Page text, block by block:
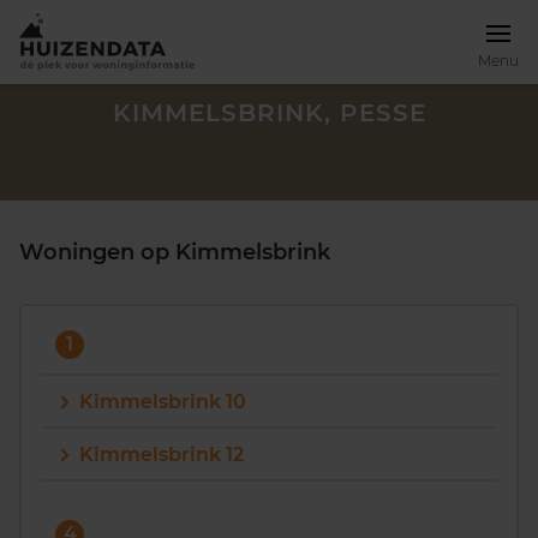
Menu
KIMMELSBRINK, PESSE
Woningen op Kimmelsbrink
1
Kimmelsbrink 10
Kimmelsbrink 12